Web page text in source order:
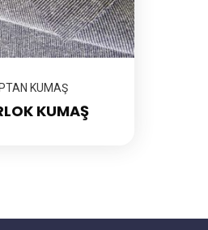
KUMAŞ
KUMAŞ